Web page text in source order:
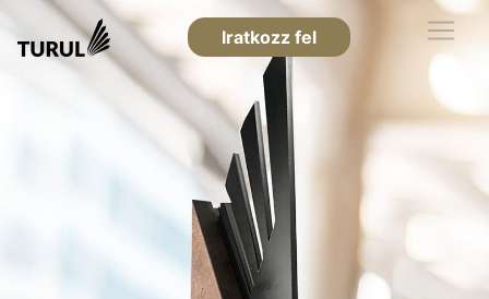
Iratkozz fel